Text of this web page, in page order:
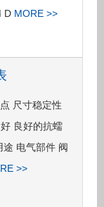
D MORE >>
尺寸稳定性
良好的抗蠕
电气部件 阀
>>